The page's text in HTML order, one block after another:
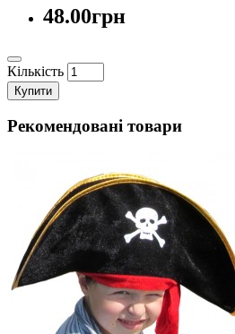
48.00грн
Кількість
Купити
Рекомендовані товари